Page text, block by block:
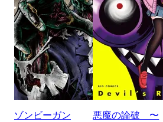
ゾンビーガン
悪魔の論破 〜